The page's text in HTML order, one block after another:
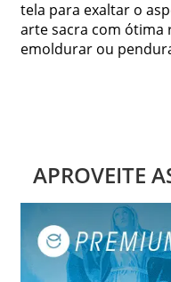
tela para exaltar o
arte sacra com ótima
emoldurar ou
APROVEITE